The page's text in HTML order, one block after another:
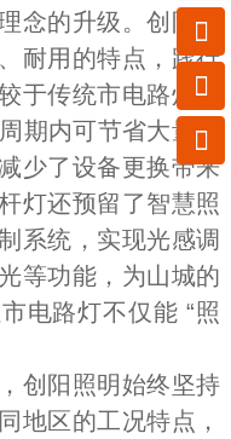
念的升级。创阳照
耐用的特点，践行
于传统市电路灯，
期内可节省大量电
少了设备更换带来
灯还预留了智慧照
系统，实现光感调
等功能，为山城的
电路灯不仅能 “照
阳照明始终坚持
地区的工况特点，


